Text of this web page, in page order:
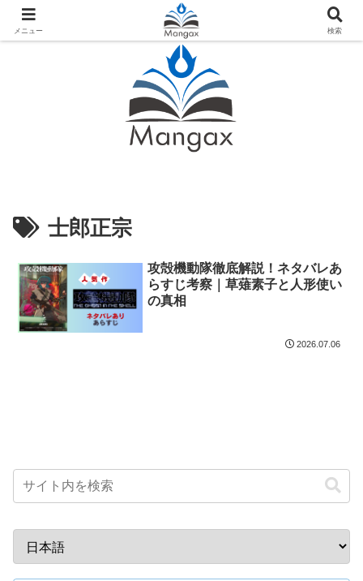
人気おすすめ漫画紹介ならMangax（マンガックス）
士郎正宗
攻殻機動隊徹底解説！ネタバレあ
らすじ考察｜草薙素子と人形使い
の真相
2026.07.06
メニュー 検索